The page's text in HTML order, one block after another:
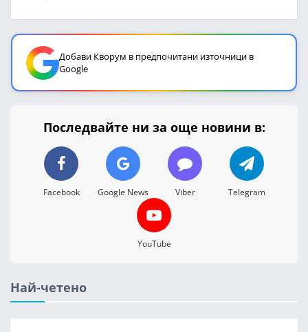
Добави Кворум в предпочитани източници в
Google
Последвайте ни за още новини в:
Facebook Google News Viber Telegram
YouTube
Най-четено